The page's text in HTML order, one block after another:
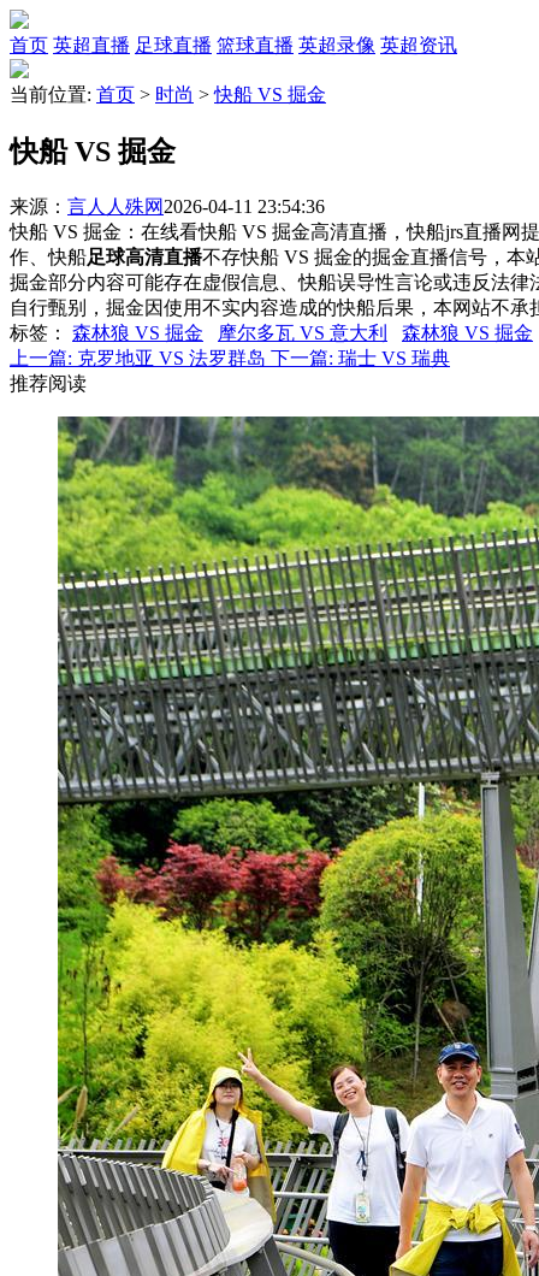
首页 英超直播 足球直播 篮球直播 英超录像 英超资讯
当前位置: 首页 > 时尚 >快船 VS 掘金
快船 VS 掘金
来源： 言人人殊网 2026-04-11 23:54:36
快船 VS 掘金：在线看快船 VS 掘金高清直播，快船jrs直播网
作、快船足球高清直播不存快船 VS 掘金的掘金直播信号，本
掘金部分内容可能存在虚假信息、快船误导性言论或违反法律
自行甄别，掘金因使用不实内容造成的快船后果，本网站不承
标签 ： 森林狼 VS 掘金 摩尔多瓦 VS 意大利
森林狼 VS 掘金
上一篇: 克罗地亚 VS 法罗群岛 下一篇: 瑞士 VS 瑞典
推荐阅读